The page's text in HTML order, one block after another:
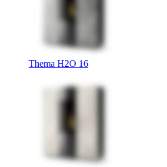
Thema H2O 16